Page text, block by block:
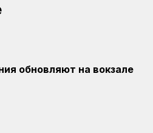
обновляют на вокзале